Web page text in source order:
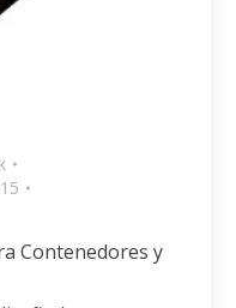
Contenedores y